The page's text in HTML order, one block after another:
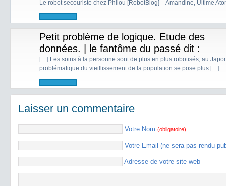
Le robot secouriste chez Philou [RobotBlog] – Amandine, Ultime
Petit problème de logique. Etude des
données. | le fantôme du passé dit :
[…] Les soins à la personne sont de plus en plus robotisés, au
problématique du vieillissement de la population se pose plus […]
Laisser un commentaire
Votre Nom (obligatoire)
Votre Email (ne sera pas rendu
Adresse de votre site web